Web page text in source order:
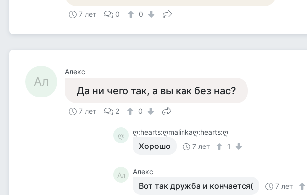
7 лет 0 0
Ал
Алекс
Да ни чего так, а вы как без нас?
7 лет 2 0
ღ: ღ:hearts:ღmalinkaღ:hearts:ღ
Хорошо 7 лет 1
Ал Алекс
Вот так дружба и кончается( 7 лет